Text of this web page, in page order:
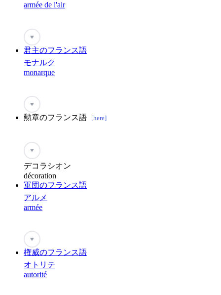
armée de l'air
♥
君主のフランス語
モナルク
monarque
♥
勲章のフランス語 [here]
♥
デコラシオン
décoration
軍団のフランス語
アルメ
armée
♥
権威のフランス語
オトリテ
autorité